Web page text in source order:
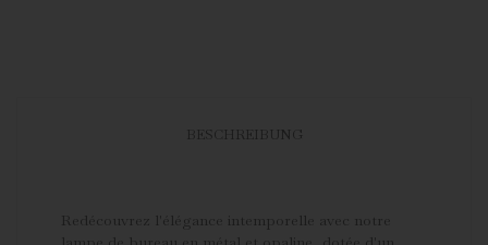
BESCHREIBUNG
Redécouvrez l'élégance intemporelle avec notre